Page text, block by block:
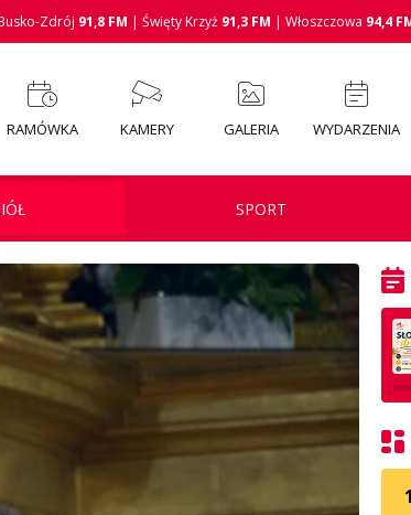
Zdrój 91,8 FM | Święty Krzyż 91,3 FM | Włoszczowa 94,4
RAMÓWKA KAMERY GALERIA WYDARZENIA
SPORT
1